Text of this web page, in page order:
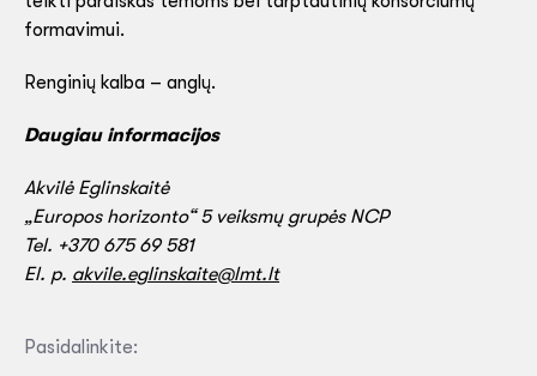
formavimui.
Renginių kalba – anglų.
Daugiau informacijos
Akvilė Eglinskaitė
„Europos horizonto“ 5 veiksmų grupės NCP
Tel. +370 675 69 581
El. p. akvile.eglinskaite@lmt.lt
Pasidalinkite: